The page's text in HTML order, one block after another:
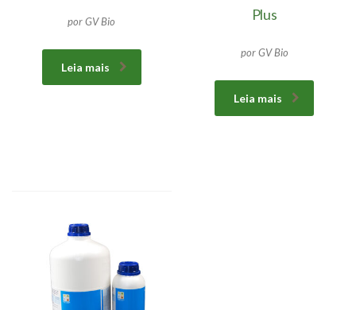
por GV Bio
Leia mais
Plus
por GV Bio
Leia mais